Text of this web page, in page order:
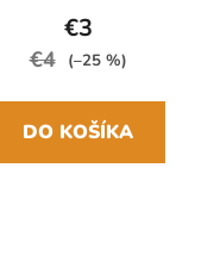
€3
€4 (–25 %)
DO KOŠÍKA